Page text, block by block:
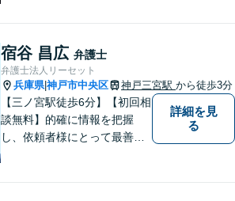
宿谷 昌広 弁護士
弁護士法人リーセット
兵庫県|神戸市中央区 神戸三宮駅 から徒歩3分
【三ノ宮駅徒歩6分】【初回相
談無料】的確に情報を把握
し、依頼者様にとって最善の
詳細を見
る